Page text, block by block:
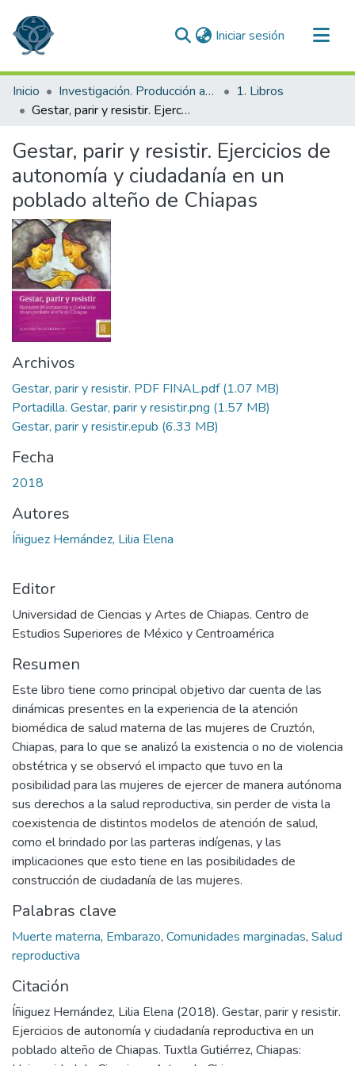
Iniciar sesión (current)
Comunidades
Todo DSpace
Inicio Investigación. Producción académica
1. Libros
Gestar, parir y resistir. Ejercicios de autonomía y ciudadanía en un poblado alteño de Chiapas
Gestar, parir y resistir. Ejercicios de
autonomía y ciudadanía en un
poblado alteño de Chiapas
Archivos
Gestar, parir y resistir. PDF FINAL.pdf(1.07 MB)
Portadilla. Gestar, parir y resistir.png (1.57 MB)
Gestar, parir y resistir.epub (6.33 MB)
Fecha
2018
Autores
Íñiguez Hernández, Lilia Elena
Editor
Universidad de Ciencias y Artes de Chiapas. Centro de
Estudios Superiores de México y Centroamérica
Resumen
Este libro tiene como principal objetivo dar cuenta de las
dinámicas presentes en la experiencia de la atención
biomédica de salud materna de las mujeres de Cruztón,
Chiapas, para lo que se analizó la existencia o no de violencia
obstétrica y se observó el impacto que tuvo en la
posibilidad para las mujeres de ejercer de manera autónoma
sus derechos a la salud reproductiva, sin perder de vista la
coexistencia de distintos modelos de atención de salud,
como el brindado por las parteras indígenas, y las
implicaciones que esto tiene en las posibilidades de
construcción de ciudadanía de las mujeres.
Palabras clave
Muerte materna, Embarazo, Comunidades marginadas, Salud
reproductiva
Citación
Íñiguez Hernández, Lilia Elena (2018). Gestar, parir y resistir.
Ejercicios de autonomía y ciudadanía reproductiva en un
poblado alteño de Chiapas. Tuxtla Gutiérrez, Chiapas: